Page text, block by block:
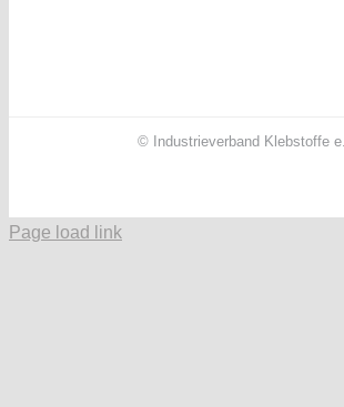
© Industrieverband Klebstoffe
Page load link